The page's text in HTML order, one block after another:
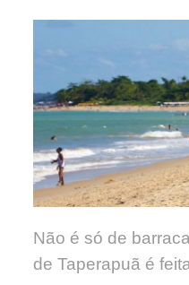
Não é só de
de Taperapuã é